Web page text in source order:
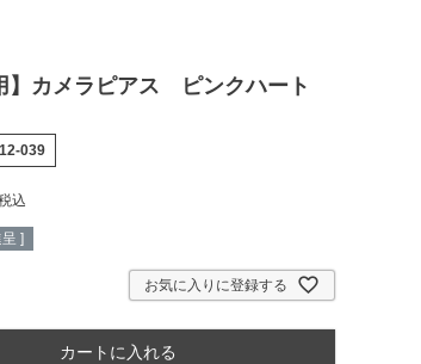
】カメラピアス ピンクハート
039
込
]
お気に入りに登録する
カートに入れる